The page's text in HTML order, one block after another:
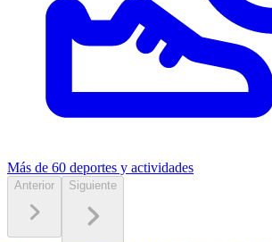
Más de 60 deportes y actividades
Anterior Siguiente